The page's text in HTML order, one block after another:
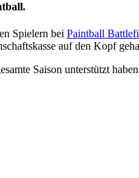
Spielern bei Paintball
auf den Kopf
Saison unterstützt